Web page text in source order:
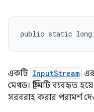
public static long
একটি InputStream
মেথড। স্ট্রিমটি ব্যবহৃত
সরবরাহ করার পরামর্শ